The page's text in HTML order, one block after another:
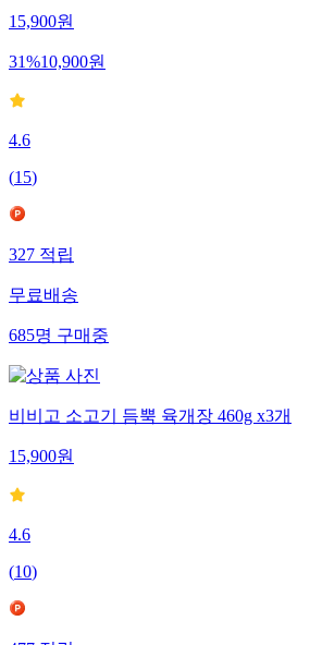
15,900원
31%10,900원
4.6
(15)
327적립
무료배송
685명구매중
비비고 소고기 듬뿍 육개장 460g x3개
15,900원
4.6
(10)